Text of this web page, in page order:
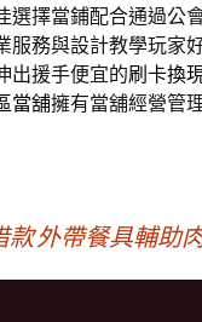
選擇當鋪配合通過公
服務與設計教學玩家
出援手便宜的刷卡換
當舖擁有當舖經營管
款外帶餐具輔助